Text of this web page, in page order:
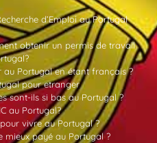
d’Emploi au Portugal
obtenir un permis de travail
au Portugal en étant français ?
pour etranger
sont-ils si bas au Portugal ?
au Portugal?
vivre au Portugal ?
mieux payé au Portugal ?